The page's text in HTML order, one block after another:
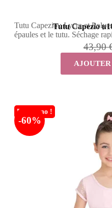
Tutu Capezio
Tutu Capezio : Lycra et
épaules et le tutu. Séchage
43,90
En promo !
-60%